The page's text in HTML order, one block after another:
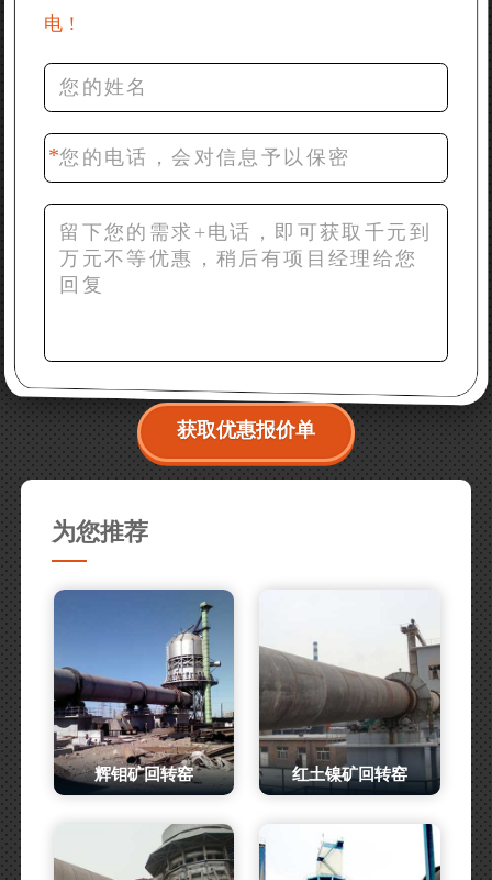
36分钟前 罗先生：每小时100吨左右的鄂破和反击破，
42分钟前 梁先生：膨润土磨到200目，用什么磨粉设
备？
电！
获取优惠报价单
为您推荐
辉钼矿回转窑 红土镍矿回转窑